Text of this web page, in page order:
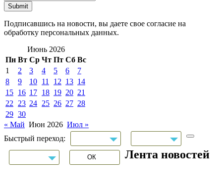
Подписавшись на новости, вы даете свое согласие на
обработку персональных данных.
Июнь 2026
Пн Вт Ср Чт Пт Сб Вс
1
2 3 4 5 6
7
8
9 10 11 12 13 14
15 16 17 18 19 20 21
22
23 24 25 26 27 28
29 30
« Май Июн 2026 Июл »
Быстрый переход:
Лента новостей